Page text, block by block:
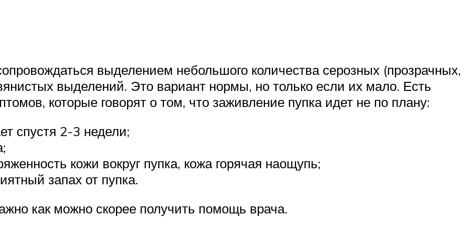
выделением небольшого количества серозных (прозрачных,
выделений. Это вариант нормы, но только если их мало. Есть
которые говорят о том, что заживление пупка идет не по плану:
спустя 2-3 недели;
кожи вокруг пупка, кожа горячая наощупь;
запах от пупка.
как можно скорее получить помощь врача.